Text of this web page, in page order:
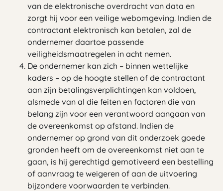
van de elektronische overdracht van data en
zorgt hij voor een veilige webomgeving. Indien de
contractant elektronisch kan betalen, zal de
ondernemer daartoe passende
veiligheidsmaatregelen in acht nemen.
De ondernemer kan zich – binnen wettelijke
kaders – op de hoogte stellen of de contractant
aan zijn betalingsverplichtingen kan voldoen,
alsmede van al die feiten en factoren die van
belang zijn voor een verantwoord aangaan van
de overeenkomst op afstand. Indien de
ondernemer op grond van dit onderzoek goede
gronden heeft om de overeenkomst niet aan te
gaan, is hij gerechtigd gemotiveerd een bestelling
of aanvraag te weigeren of aan de uitvoering
bijzondere voorwaarden te verbinden.